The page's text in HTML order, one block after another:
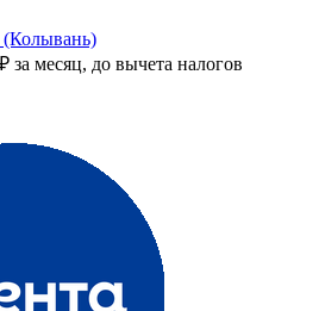
(Колывань)
₽ за месяц, до вычета налогов